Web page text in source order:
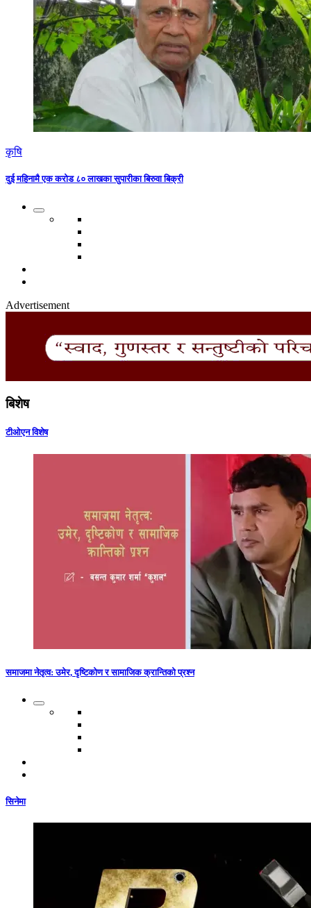
कृषि
दुई महिनामै एक करोड ८० लाखका सुपारीका बिरुवा बिक्री
Advertisement
बिशेष
टीओएन विशेष
समाजमा नेतृत्व: उमेर, दृष्टिकोण र सामाजिक क्रान्तिको प्रश्न
सिनेमा